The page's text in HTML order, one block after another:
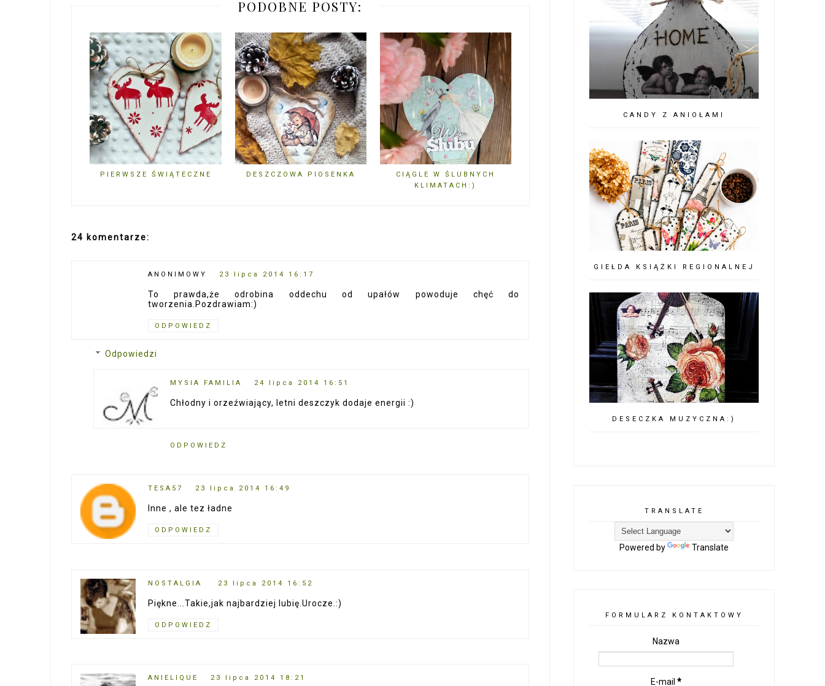
PODOBNE POSTY:
PIERWSZE ŚWIĄTECZNE DESZCZOWA PIOSENKA
CIĄGLE W ŚLUBNYCH
KLIMATACH:)
24 komentarze:
ANONIMOWY 23 lipca 2014 16:17
To prawda,że odrobina oddechu od upałów powoduje chęć do
tworzenia.Pozdrawiam:)
ODPOWIEDZ
Odpowiedzi
MYSIA FAMILIA 24 lipca 2014 16:51
Chłodny i orzeźwiający, letni deszczyk dodaje energii :)
ODPOWIEDZ
TESA57 23 lipca 2014 16:49
Inne , ale tez ładne
ODPOWIEDZ
NOSTALGIA 23 lipca 2014 16:52
Piękne...Takie,jak najbardziej lubię.Urocze.:)
ODPOWIEDZ
ANIELIQUE 23 lipca 2014 18:21
CANDY Z ANIOŁAMI
GIEŁDA KSIĄŻKI REGIONALNEJ
DESECZKA MUZYCZNA:)
TRANSLATE
Powered by Translate
FORMULARZ KONTAKTOWY
Nazwa
E-mail *